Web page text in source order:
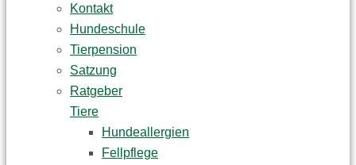
Kontakt
Hundeschule
Tierpension
Satzung
Ratgeber
Tiere
Hundeallergien
Fellpflege